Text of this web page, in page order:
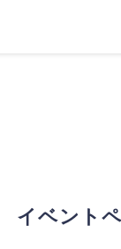
イベント